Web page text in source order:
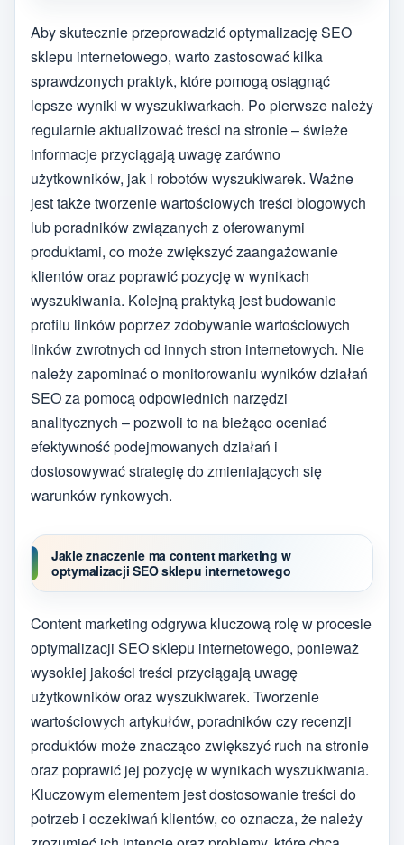
Aby skutecznie przeprowadzić optymalizację SEO
sklepu internetowego, warto zastosować kilka
sprawdzonych praktyk, które pomogą osiągnąć
lepsze wyniki w wyszukiwarkach. Po pierwsze należy
regularnie aktualizować treści na stronie – świeże
informacje przyciągają uwagę zarówno
użytkowników, jak i robotów wyszukiwarek. Ważne
jest także tworzenie wartościowych treści blogowych
lub poradników związanych z oferowanymi
produktami, co może zwiększyć zaangażowanie
klientów oraz poprawić pozycję w wynikach
wyszukiwania. Kolejną praktyką jest budowanie
profilu linków poprzez zdobywanie wartościowych
linków zwrotnych od innych stron internetowych. Nie
należy zapominać o monitorowaniu wyników działań
SEO za pomocą odpowiednich narzędzi
analitycznych – pozwoli to na bieżąco oceniać
efektywność podejmowanych działań i
dostosowywać strategię do zmieniających się
warunków rynkowych.
Jakie znaczenie ma content marketing w
optymalizacji SEO sklepu internetowego
Content marketing odgrywa kluczową rolę w procesie
optymalizacji SEO sklepu internetowego, ponieważ
wysokiej jakości treści przyciągają uwagę
użytkowników oraz wyszukiwarek. Tworzenie
wartościowych artykułów, poradników czy recenzji
produktów może znacząco zwiększyć ruch na stronie
oraz poprawić jej pozycję w wynikach wyszukiwania.
Kluczowym elementem jest dostosowanie treści do
potrzeb i oczekiwań klientów, co oznacza, że należy